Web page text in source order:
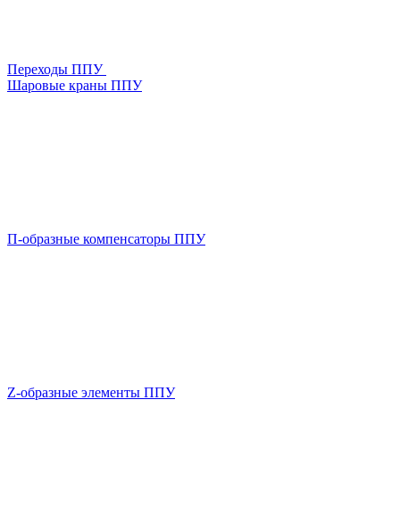
Переходы ППУ
Шаровые краны ППУ
П-образные компенсаторы ППУ
Z-образные элементы ППУ